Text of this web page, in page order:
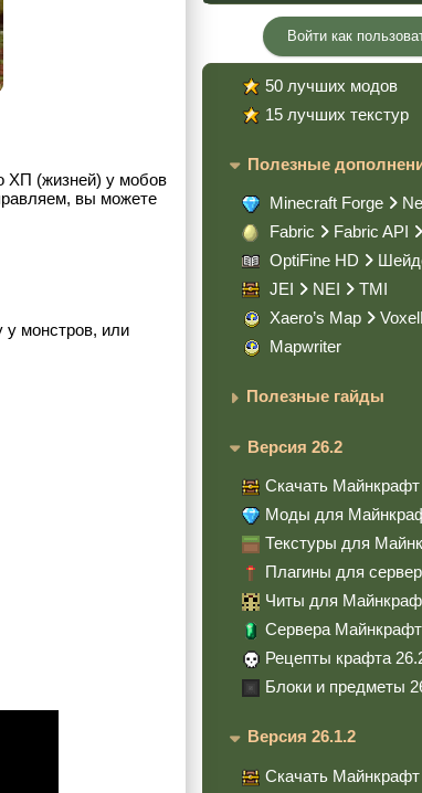
ХП (жизней) у мобов
вы можете
у монстров, или
Войти как
50 лучших модов
15 лучших текстур
Полезные
Minecraft Forge
Fabric
Fabric API
OptiFine HD
JEI
NEI
TMI
Xaero’s Map
Mapwriter
Полезные гайды
Версия 26.2
Скачать Майнкрафт
Моды для
Текстуры для
Плагины для
Читы для
Сервера
Рецепты крафта
Блоки и предметы
Версия 26.1.2
Скачать Майнкрафт